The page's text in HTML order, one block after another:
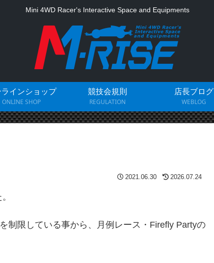
Mini 4WD Racer's Interactive Space and Equipments
ラインショップ
ONLINE SHOP
競技会規則
REGULATION
店長ブログ
WEBLOG
2021.06.30 2026.07.24
制限している事から、月例レース・Firefly Partyの